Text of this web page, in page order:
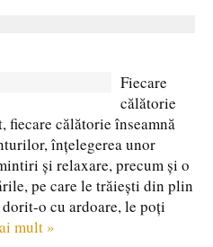
Fiecare
călătorie
fiecare călătorie înseamnă
înțelegerea unor
și relaxare, precum și o
pe care le trăiești din plin
o cu ardoare, le poți
mult »